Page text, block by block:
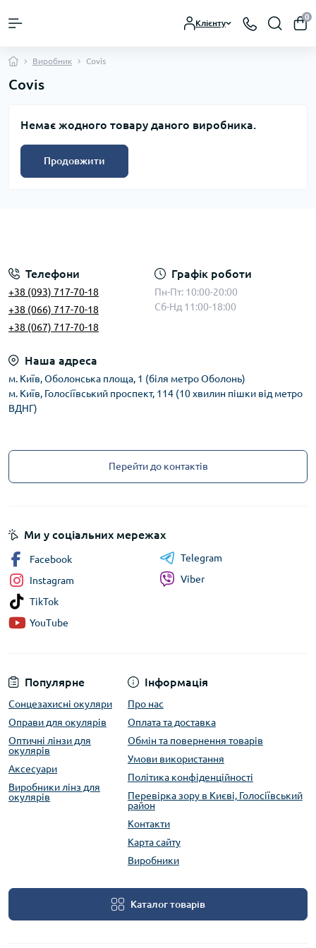
Клієнту
0
Виробник Covis
Covis
Немає жодного товару даного виробника.
Продовжити
Телефони
+38 (093) 717-70-18
+38 (066) 717-70-18
+38 (067) 717-70-18
Графік роботи
Пн-Пт: 10:00-20:00
Сб-Нд 11:00-18:00
Наша адреса
м. Київ, Оболонська площа, 1 (біля метро Оболонь)
м. Київ, Голосіївський проспект, 114 (10 хвилин пішки від метро
ВДНГ)
Перейти до контактів
Популярне
Сонцезахисні окуляри
Оправи для окулярів
Оптичні лінзи для
окулярів
Аксесуари
Виробники лінз для
окулярів
Інформація
Про нас
Оплата та доставка
Обмін та повернення товарів
Умови використання
Політика конфіденційності
Перевірка зору в Києві, Голосіївський
район
Контакти
Карта сайту
Виробники
Каталог товарів
Ми у соціальних мережах
Facebook
Instagram
TikTok
YouTube
Telegram
Viber